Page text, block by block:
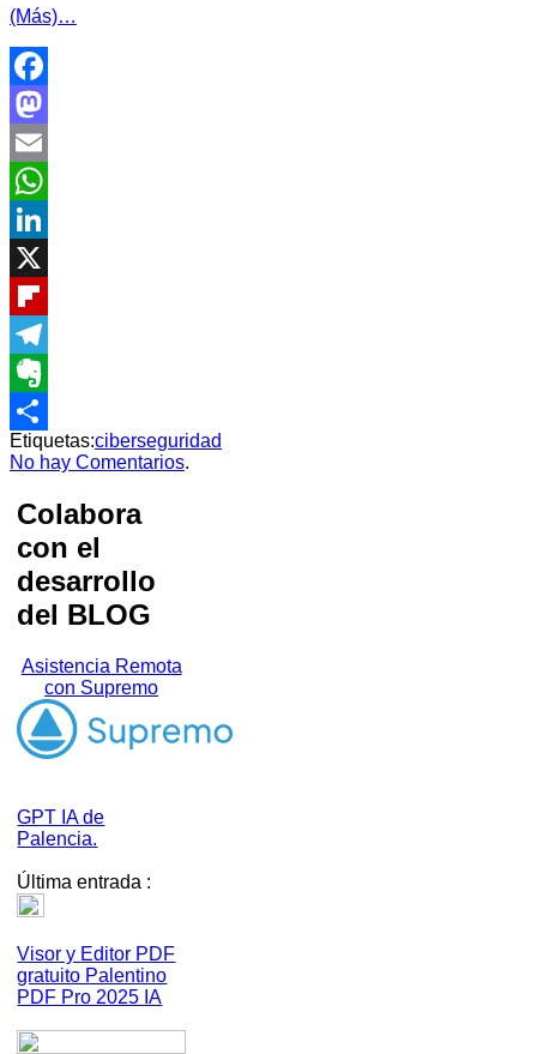
(Más)…
Facebook
Mastodon
Email
WhatsApp
LinkedIn
Flipboard
Telegram
Evernote
Compartir
Etiquetas:ciberseguridad
No hay Comentarios.
Colabora
con el
desarrollo
del BLOG
Asistencia Remota
con Supremo
GPT IA de
Palencia.
Última entrada :
Visor y Editor PDF
gratuito Palentino
PDF Pro 2025 IA